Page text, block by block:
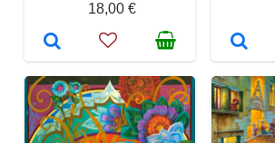
18,00 €